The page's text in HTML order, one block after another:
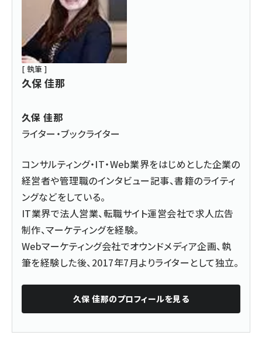
[ 執筆 ]
久保 佳那
久保 佳那
ライター・ブックライター
コンサルティング・IT・Web業界をはじめとした企業の
経営者や管理職のインタビュー記事、書籍のライティ
ングなどをしている。
IT業界で法人営業、転職サイト運営会社で求人広告
制作、マーケティングを経験。
Webマーケティング会社でオウンドメディア企画、執
筆を経験した後、2017年7月よりライターとして独立。
久保 佳那のプロフィールを見る